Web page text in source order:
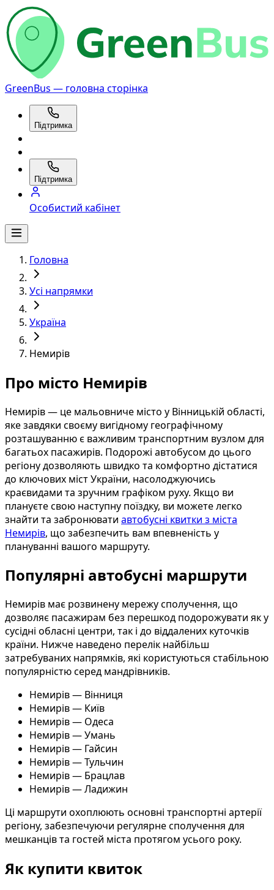
GreenBus — головна сторінка
Підтримка
Підтримка
Особистий кабінет
Головна
Усі напрямки
Україна
Немирів
Про місто Немирів
Немирів — це мальовниче місто у Вінницькій області,
яке завдяки своєму вигідному географічному
розташуванню є важливим транспортним вузлом для
багатьох пасажирів. Подорожі автобусом до цього
регіону дозволяють швидко та комфортно дістатися
до ключових міст України, насолоджуючись
краєвидами та зручним графіком руху. Якщо ви
плануєте свою наступну поїздку, ви можете легко
знайти та забронювати автобусні квитки з міста
Немирів, що забезпечить вам впевненість у
плануванні вашого маршруту.
Популярні автобусні маршрути
Немирів має розвинену мережу сполучення, що
дозволяє пасажирам без перешкод подорожувати як у
сусідні обласні центри, так і до віддалених куточків
країни. Нижче наведено перелік найбільш
затребуваних напрямків, які користуються стабільною
популярністю серед мандрівників.
Немирів — Вінниця
Немирів — Київ
Немирів — Одеса
Немирів — Умань
Немирів — Гайсин
Немирів — Тульчин
Немирів — Брацлав
Немирів — Ладижин
Ці маршрути охоплюють основні транспортні артерії
регіону, забезпечуючи регулярне сполучення для
мешканців та гостей міста протягом усього року.
Як купити квиток